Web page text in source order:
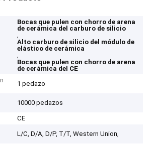
Bocas que pulen con chorro de arena
de cerámica del carburo de silicio
,
Alto carburo de silicio del módulo de
elástico de cerámica
,
Bocas que pulen con chorro de arena
de cerámica del CE
1 pedazo
10000 pedazos
CE
L/C, D/A, D/P, T/T, Western Union,